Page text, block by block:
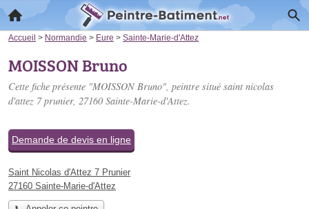
Accueil > Normandie > Eure > Sainte-Marie-d'Attez
MOISSON Bruno
Cette fiche présente "MOISSON Bruno", peintre situé saint nicolas
d'attez 7 prunier, 27160 Sainte-Marie-d'Attez.
Demande de devis en ligne
Saint Nicolas d'Attez 7 Prunier
27160 Sainte-Marie-d'Attez